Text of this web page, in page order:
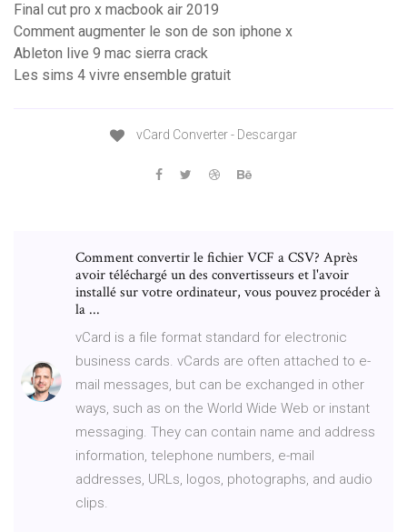
Final cut pro x macbook air 2019
Comment augmenter le son de son iphone x
Ableton live 9 mac sierra crack
Les sims 4 vivre ensemble gratuit
vCard Converter - Descargar
Comment convertir le fichier VCF a CSV? Après
avoir téléchargé un des convertisseurs et l'avoir
installé sur votre ordinateur, vous pouvez procéder à
la ...
vCard is a file format standard for electronic
business cards. vCards are often attached to e-
mail messages, but can be exchanged in other
ways, such as on the World Wide Web or instant
messaging. They can contain name and address
information, telephone numbers, e-mail
addresses, URLs, logos, photographs, and audio
clips.